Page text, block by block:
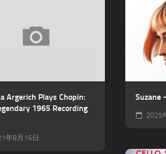
Argerich Plays Chopin:
1965 Recording
年8月16日
Suzane
2025